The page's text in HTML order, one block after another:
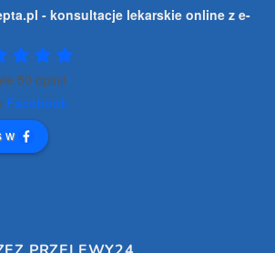
- konsultacje lekarskie online z e-
50 opinii
Facebook
w